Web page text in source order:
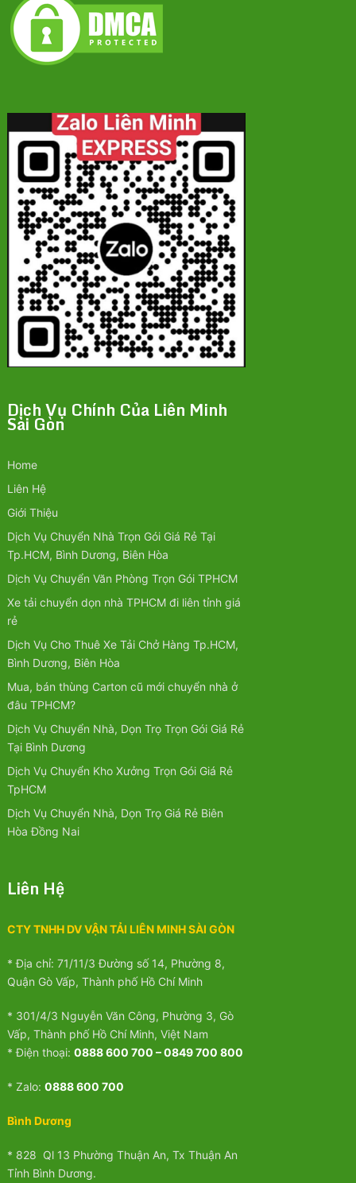
Dịch Vụ Chính Của Liên Minh
Sài Gòn
Home
Liên Hệ
Giới Thiệu
Dịch Vụ Chuyển Nhà Trọn Gói Giá Rẻ Tại
Tp.HCM, Bình Dương, Biên Hòa
Dịch Vụ Chuyển Văn Phòng Trọn Gói TPHCM
Xe tải chuyển dọn nhà TPHCM đi liên tỉnh giá
rẻ
Dịch Vụ Cho Thuê Xe Tải Chở Hàng Tp.HCM,
Bình Dương, Biên Hòa
Mua, bán thùng Carton cũ mới chuyển nhà ở
đâu TPHCM?
Dịch Vụ Chuyển Nhà, Dọn Trọ Trọn Gói Giá Rẻ
Tại Bình Dương
Dịch Vụ Chuyển Kho Xưởng Trọn Gói Giá Rẻ
TpHCM
Dịch Vụ Chuyển Nhà, Dọn Trọ Giá Rẻ Biên
Hòa Đồng Nai
Liên Hệ
CTY TNHH DV VẬN TẢI LIÊN MINH SÀI GÒN
* Địa chỉ: 71/11/3 Đường số 14, Phường 8,
Quận Gò Vấp, Thành phố Hồ Chí Minh
* 301/4/3 Nguyễn Văn Công, Phường 3, Gò
Vấp, Thành phố Hồ Chí Minh, Việt Nam
* Điện thoại: 0888 600 700 – 0849 700 800
* Zalo: 0888 600 700
Bình Dương
* 828 Ql 13 Phường Thuận An, Tx Thuận An
Tỉnh Bình Dương.